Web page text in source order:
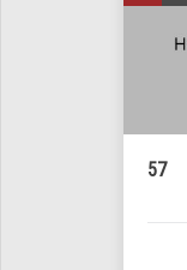
57